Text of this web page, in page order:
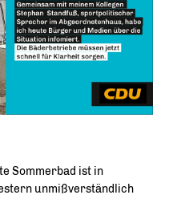
Sommerbad ist in
unmißverständlich